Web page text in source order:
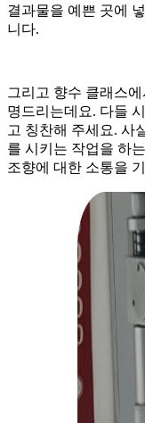
결과물을 예쁜 곳에
니다.
그리고 향수 클래스
명드리는데요. 다들
고 칭찬해 주세요. 사
를 시키는 작업을 하
조향에 대한 소통을